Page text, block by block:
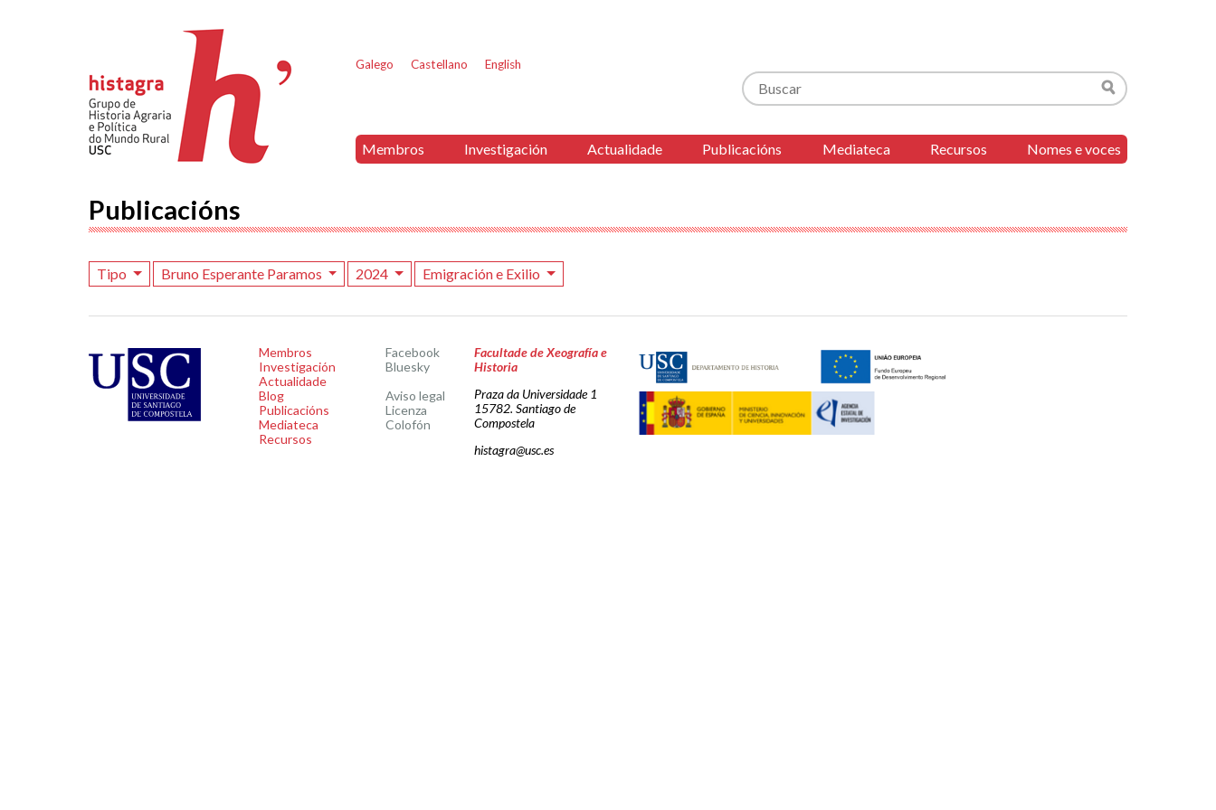
Galego Castellano English
Buscar
Buscar
Membros Investigación Actualidade Publicacións Mediateca Recursos Nomes e voces
Publicacións
Tipo Bruno Esperante Paramos 2024 Emigración e Exilio
Membros
Investigación
Actualidade
Blog
Publicacións
Mediateca
Recursos
Facebook
Bluesky
Aviso legal
Licenza
Colofón
Facultade de Xeografía e
Historia
Praza da Universidade 1
15782. Santiago de
Compostela
histagra@usc.es